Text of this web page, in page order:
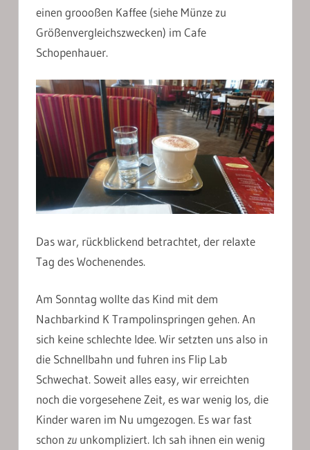
einen groooßen Kaffee (siehe Münze zu
Größenvergleichszwecken) im Cafe
Schopenhauer.
Das war, rückblickend betrachtet, der relaxte
Tag des Wochenendes.
Am Sonntag wollte das Kind mit dem
Nachbarkind K Trampolinspringen gehen. An
sich keine schlechte Idee. Wir setzten uns also in
die Schnellbahn und fuhren ins Flip Lab
Schwechat. Soweit alles easy, wir erreichten
noch die vorgesehene Zeit, es war wenig los, die
Kinder waren im Nu umgezogen. Es war fast
schon zu unkompliziert. Ich sah ihnen ein wenig